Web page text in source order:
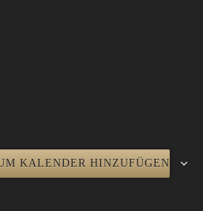
KALENDER HINZUFÜGEN